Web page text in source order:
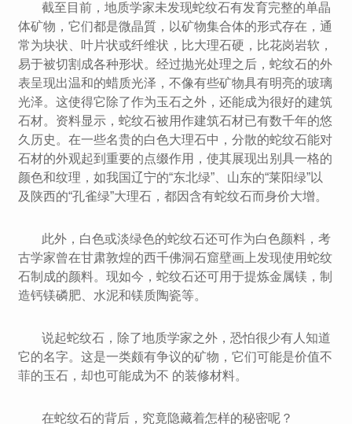
截至目前，地质学家未发现蛇纹石有发育完整的单晶
体矿物，它们都是微晶質，以矿物集合体的形式存在，通
常为块状、叶片状或纤维状，比大理石硬，比花岗岩软，
易于被切割成各种形状。经过抛光处理之后，蛇纹石的外
表呈现出温和的蜡质光泽，不像有些矿物具有明亮的玻璃
光泽。这使得它除了作为玉石之外，还能成为很好的建筑
石材。资料显示，蛇纹石被用作建筑石材已有数千年的悠
久历史。在一些名贵的白色大理石中，分散的蛇纹石能对
石材的外观起到重要的点缀作用，使其展现出别具一格的
颜色和纹理，如我国辽宁的“东北绿”、山东的“莱阳绿”以
及陕西的“孔雀绿”大理石，都因含有蛇纹石而身价大增。
此外，白色或淡绿色的蛇纹石还可作为白色颜料，考
古学家曾在甘肃敦煌的西千佛洞石窟壁画上发现使用蛇纹
石制成的颜料。现如今，蛇纹石还可用于提炼金属镁，制
造钙镁磷肥、水泥和镁质陶瓷等。
说起蛇纹石，除了地质学家之外，恐怕很少有人知道
它的名字。这是一类颇有争议的矿物，它们可能是价值不
菲的玉石，却也可能成为不 的装修材料。
在蛇纹石的背后，究竟隐藏着怎样的秘密呢？